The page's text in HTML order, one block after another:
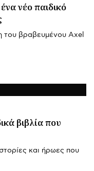
νέο παιδικό
του βραβευμένου Axel
βιβλία που
και ήρωες που